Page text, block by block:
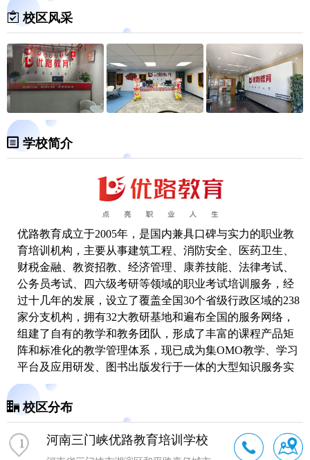
校区风采
学校简介
优路教育成立于2005年，是国内兼具口碑与实力的职业教
育培训机构，主要从事建筑工程、消防安全、医药卫生、
财税金融、教资招教、经济管理、康养技能、法律考试、
公务员考试、四六级考研等领域的职业考试培训服务，经
过十几年的发展，设立了覆盖全国30个省级行政区域的238
家分支机构，拥有32大教研基地和遍布全国的服务网络，
组建了自有的教学和教务团队，形成了丰富的课程产品矩
阵和标准化的教学管理体系，现已成为集OMO教学、学习
平台及应用研发、图书出版发行于一体的大型知识服务实
体和综合性教育服务机构。
校区分布
1 河南三门峡优路教育培训学校